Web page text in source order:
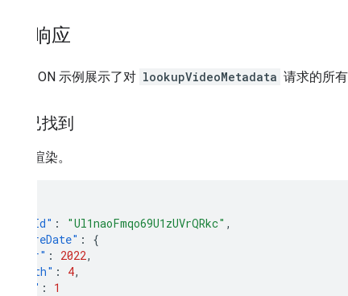
示例响应
以下 JSON 示例展示了对 lookupVideoMetadata 请求的所有
视频已找到
视频已渲染。
"videoId" : "Ul1naoFmqo69U1zUVrQRkc" ,
"captureDate" :
{
"year" : 2022,
"month" : 4,
"day" :
1